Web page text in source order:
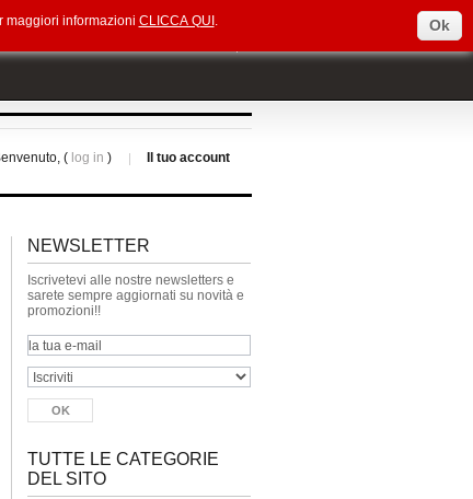
Il tuo account
( log in )
NEWSLETTER
Iscrivetevi alle nostre newsletters e
sarete sempre aggiornati su novità e
promozioni!!
TUTTE LE CATEGORIE
DEL SITO
maggiori informazioni CLICCA QUI . Ok